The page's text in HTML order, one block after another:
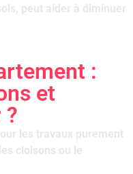
peut aider à diminuer
:
et
les travaux purement
cloisons ou le